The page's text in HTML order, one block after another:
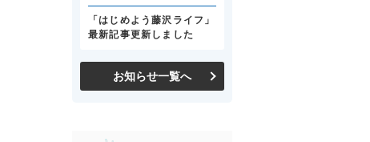
お知らせ一覧へ